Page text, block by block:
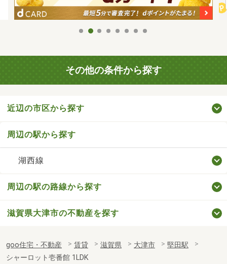
その他の条件から探す
近辺の市区から探す
周辺の駅から探す
湖西線
周辺の駅の路線から探す
滋賀県大津市の不動産を探す
goo住宅・不動産 賃貸 滋賀県 大津市
堅田駅
シャーロット壱番館 1LDK